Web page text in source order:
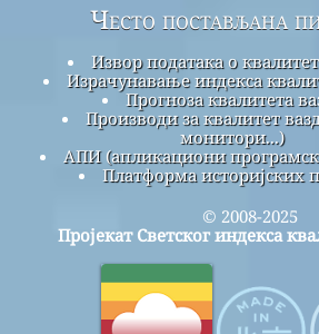
Често постављана
Извор података о
Израчунавање индекса
Прогноза квалитета
Производи за квалитет
монитори...)
АПИ (апликациони
Платформа историјских
© 2008-2025
Пројекат Светског индекса